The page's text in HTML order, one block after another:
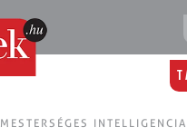
MESTERSÉGES INTELLIGENCIA